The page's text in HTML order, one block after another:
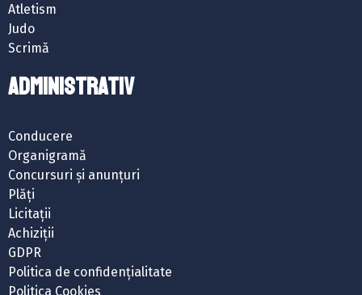
Atletism
Judo
Scrimă
ADMINISTRATIV
Conducere
Organigramă
Concursuri și anunțuri
Plăți
Licitații
Achiziții
GDPR
Politica de confidențialitate
Politica Cookies